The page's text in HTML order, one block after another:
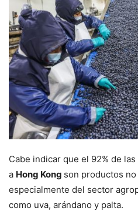
Cabe indicar que el 92% de
a Hong Kong son productos
especialmente del sector
como uva, arándano y palta.